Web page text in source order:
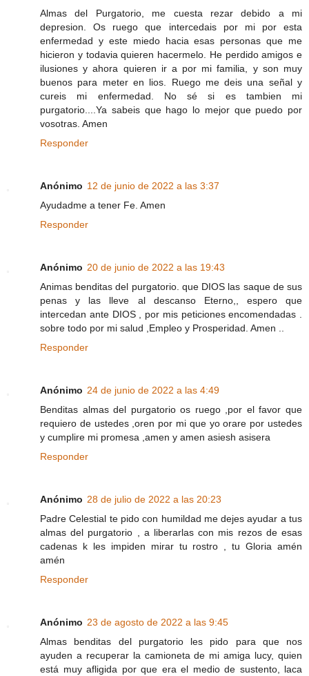
Almas del Purgatorio, me cuesta rezar debido a mi
depresion. Os ruego que intercedais por mi por esta
enfermedad y este miedo hacia esas personas que me
hicieron y todavia quieren hacermelo. He perdido amigos e
ilusiones y ahora quieren ir a por mi familia, y son muy
buenos para meter en lios. Ruego me deis una señal y
cureis mi enfermedad. No sé si es tambien mi
purgatorio....Ya sabeis que hago lo mejor que puedo por
vosotras. Amen
Responder
Anónimo 12 de junio de 2022 a las 3:37
Ayudadme a tener Fe. Amen
Responder
Anónimo 20 de junio de 2022 a las 19:43
Animas benditas del purgatorio. que DIOS las saque de sus
penas y las lleve al descanso Eterno,, espero que
intercedan ante DIOS , por mis peticiones encomendadas .
sobre todo por mi salud ,Empleo y Prosperidad. Amen ..
Responder
Anónimo 24 de junio de 2022 a las 4:49
Benditas almas del purgatorio os ruego ,por el favor que
requiero de ustedes ,oren por mi que yo orare por ustedes
y cumplire mi promesa ,amen y amen asiesh asisera
Responder
Anónimo 28 de julio de 2022 a las 20:23
Padre Celestial te pido con humildad me dejes ayudar a tus
almas del purgatorio , a liberarlas con mis rezos de esas
cadenas k les impiden mirar tu rostro , tu Gloria amén
amén
Responder
Anónimo 23 de agosto de 2022 a las 9:45
Almas benditas del purgatorio les pido para que nos
ayuden a recuperar la camioneta de mi amiga lucy, quien
está muy afligida por que era el medio de sustento, laca